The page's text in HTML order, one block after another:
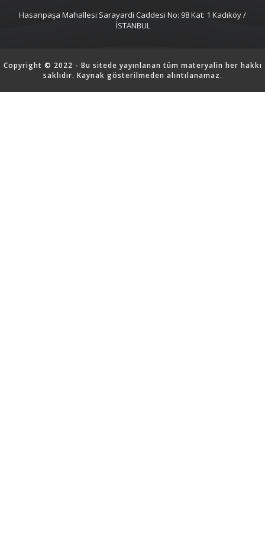
Hasanpaşa Mahallesi Sarayardi Caddesi No: 98 Kat: 1 Kadıköy /
İSTANBUL
Copyright © 2022 - Bu sitede yayınlanan tüm materyalin her hakkı
saklıdır. Kaynak gösterilmeden alıntılanamaz.